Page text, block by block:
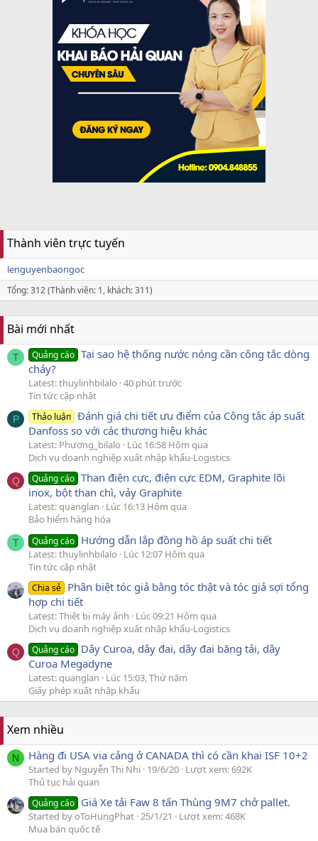
Thành viên trực tuyến
lenguyenbaongoc
Tổng: 312 (Thành viên: 1, khách: 311)
Bài mới nhất
T Quảng cáo Tại sao hệ thống nước nóng cần công tắc dòng
chảy?
Latest: thuylinhbilalo 40 phút trước
Tin tức cập nhật
P Thảo luận Đánh giá chi tiết ưu điểm của Công tắc áp suất
Danfoss so với các thương hiệu khác
Latest: Phương_bilalo
Lúc 16:58 Hôm qua
Dịch vụ doanh nghiệp xuất nhập khẩu-Logistics
Q Quảng cáo Than điện cực, điện cực EDM, Graphite lõi
inox, bột than chì, vảy Graphite
Latest: quanglan
Lúc 16:13 Hôm qua
Bảo hiểm hàng hóa
T Quảng cáo Hướng dẫn lắp đồng hồ áp suất chi tiết
Latest: thuylinhbilalo
Lúc 12:07 Hôm qua
Tin tức cập nhật
Chia sẻ Phân biệt tóc giả bằng tóc thật và tóc giả sợi tổng
hợp chi tiết
Latest: Thiết bị máy ảnh
Lúc 09:21 Hôm qua
Dịch vụ doanh nghiệp xuất nhập khẩu-Logistics
Q Quảng cáo Dây Curoa, dây đai, dây đai băng tải, dây
Curoa Megadyne
Latest: quanglan
Lúc 15:03, Thứ năm
Giấy phép xuất nhập khẩu
Xem nhiều
N Hàng đi USA via cảng ở CANADA thì có cần khai ISF 10+2
Started by Nguyễn Thị Nhi 19/6/20 Lượt xem: 692K
Thủ tục hải quan
Quảng cáo Giá Xe tải Faw 8 tấn Thùng 9M7 chở pallet.
Started by oToHungPhat 25/1/21
Lượt xem: 468K
Mua bán quốc tế